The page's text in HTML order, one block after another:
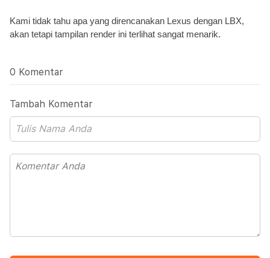
Kami tidak tahu apa yang direncanakan Lexus dengan LBX,
akan tetapi tampilan render ini terlihat sangat menarik.
0 Komentar
Tambah Komentar